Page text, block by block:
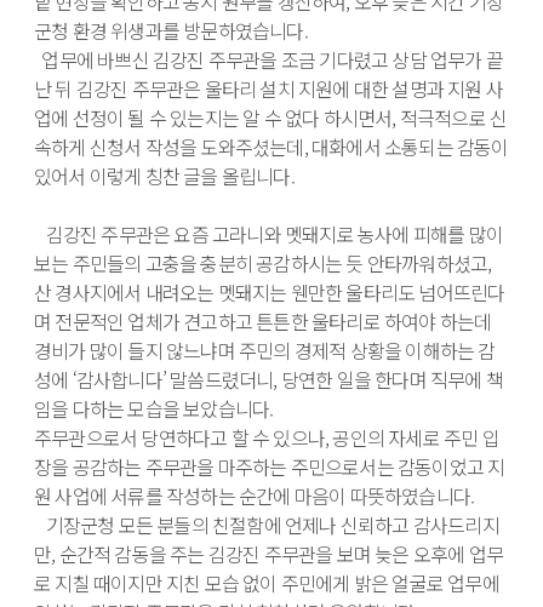
군청 환경 위생과를 방문하였습니다.
난 뒤 김강진 주무관은 울타리 설치 지원에 대한 설명과 지원 사
업에 선정이 될 수 있는지는 알 수 없다 하시면서, 적극적으로 신
속하게 신청서 작성을 도와주셨는데, 대화에서 소통되는 감동이
있어서 이렇게 칭찬 글을 올립니다.
보는 주민들의 고충을 충분히 공감하시는 듯 안타까워하셨고,
산 경사지에서 내려오는 멧돼지는 웬만한 울타리도 넘어뜨린다
며 전문적인 업체가 견고하고 튼튼한 울타리로 하여야 하는데
경비가 많이 들지 않느냐며 주민의 경제적 상황을 이해하는 감
성에 ‘감사합니다’ 말씀드렸더니, 당연한 일을 한다며 직무에 책
임을 다하는 모습을 보았습니다.
주무관으로서 당연하다고 할 수 있으나, 공인의 자세로 주민 입
장을 공감하는 주무관을 마주하는 주민으로서는 감동이었고 지
원 사업에 서류를 작성하는 순간에 마음이 따뜻하였습니다.
만, 순간적 감동을 주는 김강진 주무관을 보며 늦은 오후에 업무
로 지칠 때이지만 지친 모습 없이 주민에게 밝은 얼굴로 업무에